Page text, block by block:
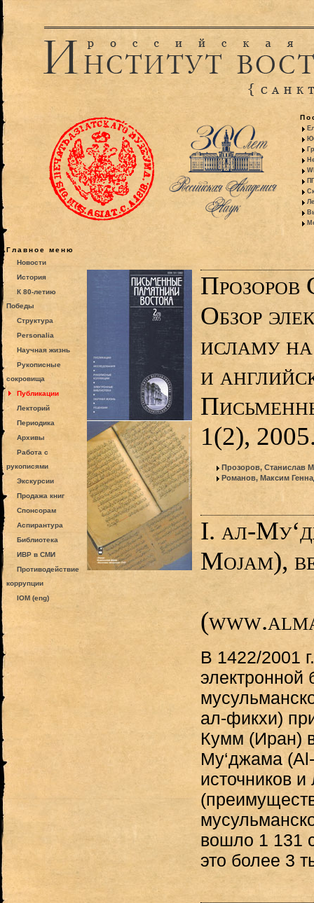
Главное меню
Новости
История
К 80-летию
Победы
Структура
Personalia
Научная жизнь
Рукописные
сокровища
Публикации
Лекторий
Периодика
Архивы
Работа с
рукописями
Экскурсии
Продажа книг
Спонсорам
Аспирантура
Библиотека
ИВР в СМИ
Противодействие
коррупции
IOM (eng)
Обзор
исламу
и
1(2),
Прозоров, Станислав
Романов, Максим
I. ал-
Mojam),
В 1422/2001
ал-фикхи)
Кумм (Иран)
Му‘джама
источников
вошло 1 131
это более 3